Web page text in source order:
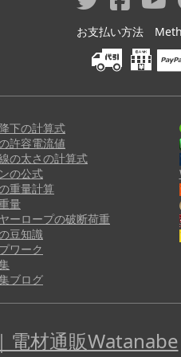
お支払い方法
下の計算式
許容電流値
の太さの計算式
の公式
重量計算
量
ーロープの破断荷重
豆知識
ワーク
ブログ
電材通販Watanabe